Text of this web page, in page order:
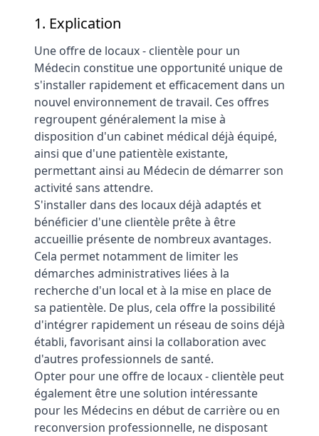
1. Explication
Une offre de locaux - clientèle pour un
Médecin constitue une opportunité unique de
s'installer rapidement et efficacement dans un
nouvel environnement de travail. Ces offres
regroupent généralement la mise à
disposition d'un cabinet médical déjà équipé,
ainsi que d'une patientèle existante,
permettant ainsi au Médecin de démarrer son
activité sans attendre.
S'installer dans des locaux déjà adaptés et
bénéficier d'une clientèle prête à être
accueillie présente de nombreux avantages.
Cela permet notamment de limiter les
démarches administratives liées à la
recherche d'un local et à la mise en place de
sa patientèle. De plus, cela offre la possibilité
d'intégrer rapidement un réseau de soins déjà
établi, favorisant ainsi la collaboration avec
d'autres professionnels de santé.
Opter pour une offre de locaux - clientèle peut
également être une solution intéressante
pour les Médecins en début de carrière ou en
reconversion professionnelle, ne disposant